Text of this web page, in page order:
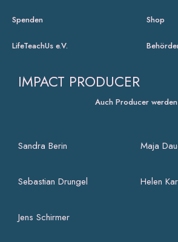
Spenden Shop
LifeTeachUs e.V.
IMPACT PRODUCER
Auch Producer
Sandra Berin Maja
Sebastian Drungel Helen
Jens Schirmer